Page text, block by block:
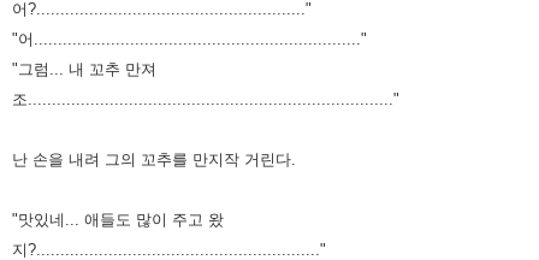
어?........................................................"
"어...................................................................."
"그럼... 내 꼬추 만져
조............................................................................"
난 손을 내려 그의 꼬추를 만지작 거린다.
"맛있네... 애들도 많이 주고 왔
지?..........................................................."